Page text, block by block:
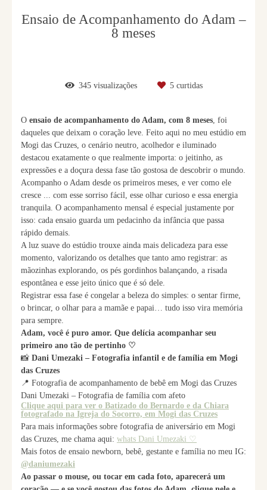
Ensaio de Acompanhamento do Adam –
8 meses
345visualizações 5curtidas
O ensaio de acompanhamento do Adam, com 8 meses, foi
daqueles que deixam o coração leve. Feito aqui no meu estúdio em
Mogi das Cruzes, o cenário neutro, acolhedor e iluminado
destacou exatamente o que realmente importa: o jeitinho, as
expressões e a doçura dessa fase tão gostosa de descobrir o mundo.
Acompanho o Adam desde os primeiros meses, e ver como ele
cresce ... com esse sorriso fácil, esse olhar curioso e essa energia
tranquila. O acompanhamento mensal é especial justamente por
isso: cada ensaio guarda um pedacinho da infância que passa
rápido demais.
A luz suave do estúdio trouxe ainda mais delicadeza para esse
momento, valorizando os detalhes que tanto amo registrar: as
mãozinhas explorando, os pés gordinhos balançando, a risada
espontânea e esse jeito único que é só dele.
Registrar essa fase é congelar a beleza do simples: o sentar firme,
o brincar, o olhar para a mamãe e papai… tudo isso vira memória
para sempre.
Adam, você é puro amor. Que delícia acompanhar seu
primeiro ano tão de pertinho ♡
📸 Dani Umezaki – Fotografia infantil e de família em Mogi
das Cruzes
📍 Fotografia de acompanhamento de bebê em Mogi das Cruzes
Dani Umezaki – Fotografia de família com afeto
Clique aqui para ver o Batizado do Bernardo e da Chiara
fotografado na Igreja do Socorro, em Mogi das Cruzes
Para mais informações sobre fotografia de aniversário em Mogi
das Cruzes, me chama aqui: whats Dani Umezaki ♡
Mais fotos de ensaio newborn, bebê, gestante e família no meu IG:
@daniumezaki
Ao passar o mouse, ou tocar em cada foto, aparecerá um